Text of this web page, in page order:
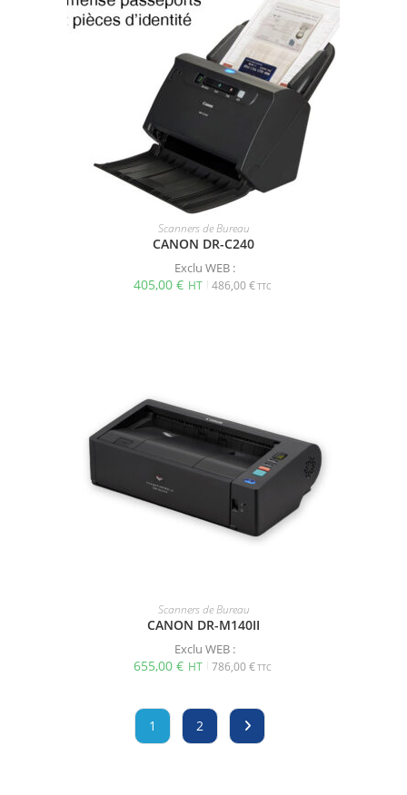
Scanners de Bureau
CANON DR-C240
Exclu WEB :
405,00 € 486,00 €
Scanners de Bureau
CANON DR-M140II
Exclu WEB :
655,00 € 786,00 €
1 2